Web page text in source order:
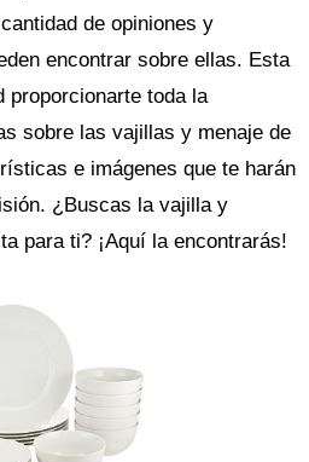
de opiniones y
encontrar sobre ellas. Esta
proporcionarte toda la
sobre las vajillas y menaje de
e imágenes que te harán
¿Buscas la vajillay
para ti? ¡Aquí la encontrarás!